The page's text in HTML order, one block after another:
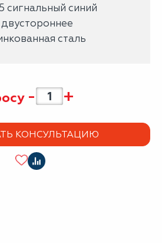
сигнальный синий
двустороннее
сталь
- +
КОНСУЛЬТАЦИЮ